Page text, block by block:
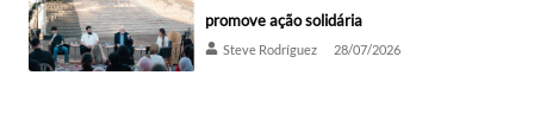
promove ação solidária
Steve Rodríguez 28/07/2026